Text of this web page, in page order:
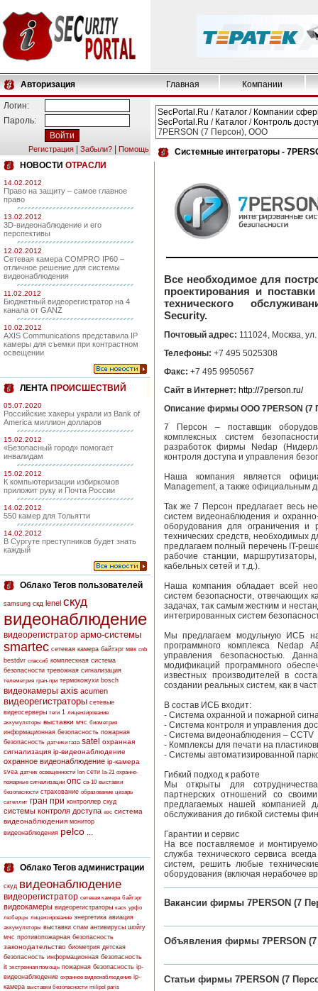
Авторизация Главная Компании
Логин:
Пароль:
Регистрация Забыли? Помощь
НОВОСТИ ОТРАСЛИ
14.02.2012
Право на защиту – самое главное
право
13.02.2012
3D-видеонаблюдение и его
перспективы
12.02.2012
Сетевая камера COMPRO IP60 –
отличное решение для системы
видеонаблюдения
11.02.2012
Бюджетный видеорегистратор на 4
канала от GANZ
10.02.2012
AXIS Communications представила IP
камеры для съемки при контрастном
освещении
ЛЕНТА ПРОИСШЕСТВИЙ
05.07.2020
Российские хакеры украли из Bank of
America миллион долларов
15.02.2012
«Безопасный город» помогает
инвалидам
15.02.2012
К компьютеризации избиркомов
приложит руку и Почта России
14.02.2012
550 камер для Тольятти
14.02.2012
В Сургуте преступников будет знать
каждый
Облако Тегов пользователей
samsung скд lenel скуд
видеонаблюдение
видеорегистратор армо-системы
smartec сетевая камера байтэрг мвк cnb
bestdvr спассиб комплескная система
безопасности тревожная сигнализация
телеметрия гран-при термокожухи bosch
видеокамеры axis acumen
видеорегистраторы сетевые
видеосерверы теги 1 лицензирование
аккумуляторы выставки мчс биометрия
информационная безопасность пожарная
безопасность датчики газа satel
охранная
сигнализация ip-видеонаблюдение
охранное видеонаблюдение ip-камера
svea датчик освещенности lon сети la-21 охранно-
пожарные сигнализации опс са-10 выставки
безопасности страхование образование цезарь
сателлит гран при контроллер скуд
системы контроля доступа азс система
видеонаблюдения монитор
видеонаблюдения pelco ...
Облако Тегов администрации
скуд видеонаблюдение
видеорегистратор сетевая камера байтэрг
видеокамеры видеорегистраторы каск урфо
люберцы лицензирование энергетика авиация
аккумуляторы выставки спам антивирусы шойгу
мчс противопожарная безопасность
законодательство биометрия детская
безопасность информационная безопасность
it экстренная помощь пожарная безопасность ip-
видеонаблюдение охранное видеонаблюдение ip-
камера выставки безопасности milipol paris
SecPortal.Ru / Каталог / Компании
SecPortal.Ru / Каталог / Контроль
7PERSON (7 Персон), ООО
Системные интеграторы -
Все необходимое для
проектирования и
технического
Security.
Почтовый адрес: 111024, Москва,
Телефоны: +7 495 5025308
Факс: +7 495 9950567
Сайт в Интернет: http://7person.ru/
Описание фирмы ООО 7PERSON (7
7 Персон – поставщик
комплексных систем
разработок фирмы Nedap
контроля доступа и управления
Наша компания является
Management, а также официальным
Так же 7 Персон предлагает весь
систем видеонаблюдения и
оборудования для ограничения и
технических средств,
предлагаем полный перечень IT-
рабочие станции,
кабельных сетей и т.д.).
Наша компания обладает всей
систем безопасности, отвечающих
задачах, так самым жестким и
интегрированных систем
Мы предлагаем модульную ИСБ
программного комплекса Nedap
управления безопасностью.
модификаций программного
известных производителей в
создании реальных систем, как в
В состав ИСБ входит:
- Система охранной и пожарной
- Система контроля и управления
- Система видеонаблюдения – CCTV
- Комплексы для печати на
- Системы автоматизированной
Гибкий подход к работе
Мы открыты для
партнерских отношений со
предлагаемых нашей компанией
обслуживания до гибкой системы
Гарантии и сервис
На все поставляемое и
служба технического сервиса
систем, решить любые
оборудования (включая нерабочее
Вакансии фирмы 7PERSON (7
Объявления фирмы 7PERSON (7
Статьи фирмы 7PERSON (7